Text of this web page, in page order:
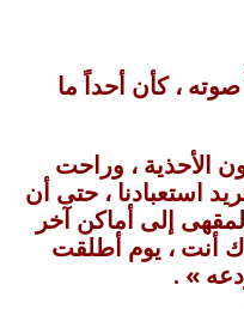
، كأن أحداً ما
الأحذية ، وراحت
استعبادنا ، حتى أن
إلى أماكن آخر
أنت ، يوم أطلقت
» .